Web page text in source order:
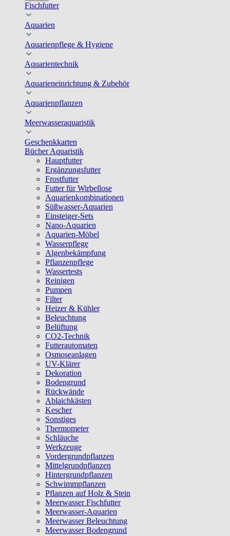
Fischfutter
Aquarien
Aquarienpflege & Hygiene
Aquarientechnik
Aquarieneinrichtung & Zubehör
Aquarienpflanzen
Meerwasseraquaristik
Geschenkkarten
Bücher Aquaristik
Hauptfutter
Ergänzungsfutter
Frostfutter
Futter für Wirbellose
Aquarienkombinationen
Süßwasser-Aquarien
Einsteiger-Sets
Nano-Aquarien
Aquarien-Möbel
Wasserpflege
Algenbekämpfung
Pflanzenpflege
Wassertests
Reinigen
Pumpen
Filter
Heizer & Kühler
Beleuchtung
Belüftung
CO2-Technik
Futterautomaten
Osmoseanlagen
UV-Klärer
Dekoration
Bodengrund
Rückwände
Ablaichkästen
Kescher
Sonstiges
Thermometer
Schläuche
Werkzeuge
Vordergrundpflanzen
Mittelgrundpflanzen
Hintergrundpflanzen
Schwimmpflanzen
Pflanzen auf Holz & Stein
Meerwasser Fischfutter
Meerwasser-Aquarien
Meerwasser Beleuchtung
Meerwasser Bodengrund